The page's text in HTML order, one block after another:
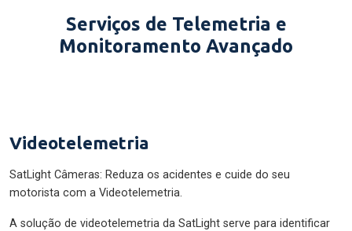
Serviços de Telemetria e
Monitoramento Avançado
Videotelemetria
SatLight Câmeras: Reduza os acidentes e cuide do seu
motorista com a Videotelemetria.
A solução de videotelemetria da SatLight serve para identificar